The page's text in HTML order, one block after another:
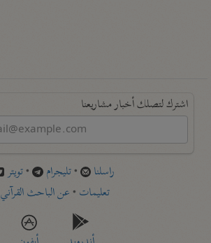
اشترك لتصلك أخبار مشاريعنا
راسلنا •تليجرام •تويتر
تعليمات •عن الباحث القرآني